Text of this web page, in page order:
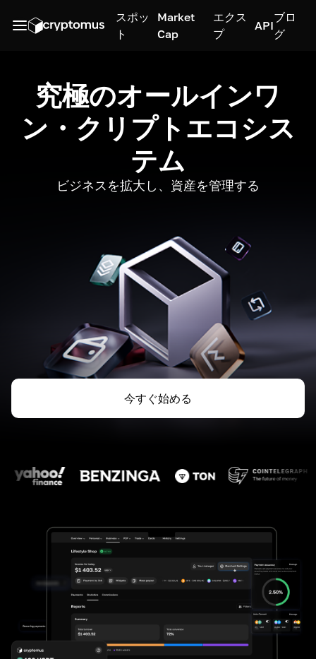
スポッ
ト
Market
Cap
エクス
プ
API
ブロ
グ
究極のオールインワ
ン・クリプトエコシス
テム
ビジネスを拡大し、資産を管理する
今すぐ始める